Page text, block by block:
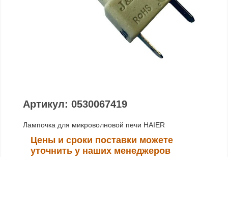
Артикул: 0530067419
Лампочка для микроволновой печи HAIER
Цены и сроки поставки можете
уточнить у наших менеджеров